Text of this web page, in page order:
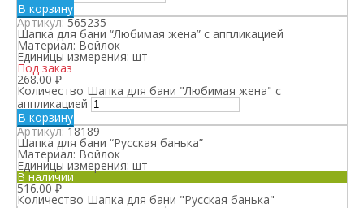
В корзину
Артикул:565235
Шапка для бани “Любимая жена” с аппликацией
Материал: Войлок
Единицы измерения: шт
Под заказ
268.00 ₽
Количество Шапка для бани "Любимая жена" с
аппликацией
В корзину
Артикул:18189
Шапка для бани “Русская банька”
Материал: Войлок
Единицы измерения: шт
В наличии
516.00₽
Количество Шапка для бани "Русская банька"